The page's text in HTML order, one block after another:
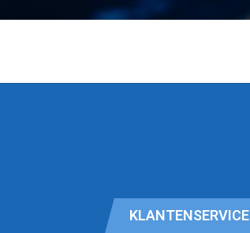
KLANTENSERVICE